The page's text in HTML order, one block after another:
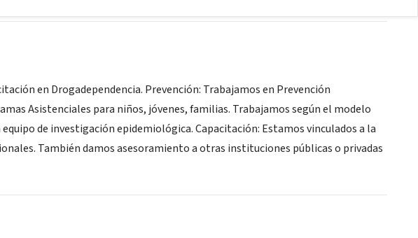
en Drogadependencia. Prevención: Trabajamos en Prevención
Asistenciales para niños, jóvenes, familias. Trabajamos según el modelo
de investigación epidemiológica. Capacitación: Estamos vinculados a la
También damos asesoramiento a otras instituciones públicas o privadas